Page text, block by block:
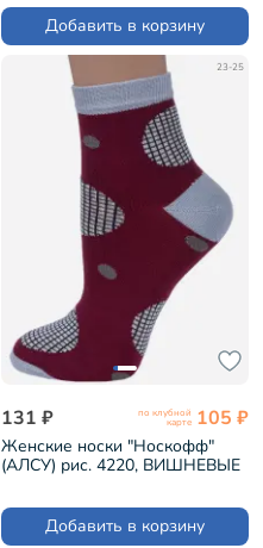
Добавить в корзину
23-25
131 ₽ по клубной
карте 105 ₽
Женские носки "Носкофф"
(АЛСУ) рис. 4220, ВИШНЕВЫЕ
Добавить в корзину